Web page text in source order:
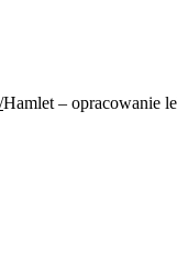
Hamlet – opracowanie